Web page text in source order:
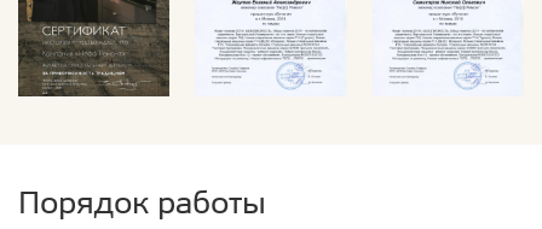
Порядок работы